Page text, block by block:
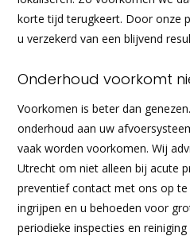
korte tijd terugkeert. Door onze
u verzekerd van een blijvend
Onderhoud voorkomt
Voorkomen is beter dan
onderhoud aan uw
vaak worden voorkomen. Wij
Utrecht om niet alleen bij acute
preventief contact met ons op
ingrijpen en u behoeden voor
periodieke inspecties en